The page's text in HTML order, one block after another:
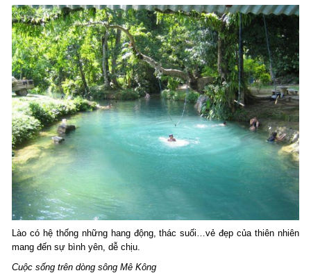
Lào có hệ thống những hang động, thác suối…vẻ đẹp của thiên nhiên
mang đến sự bình yên, dễ chịu.
Cuộc sống trên dòng sông Mê Kông